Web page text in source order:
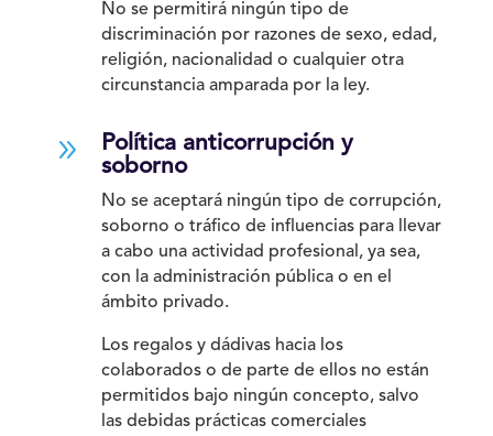
No se permitirá ningún tipo de
discriminación por razones de sexo, edad,
religión, nacionalidad o cualquier otra
circunstancia amparada por la ley.
9
Política anticorrupción y
soborno
No se aceptará ningún tipo de corrupción,
soborno o tráfico de influencias para llevar
a cabo una actividad profesional, ya sea,
con la administración pública o en el
ámbito privado.
Los regalos y dádivas hacia los
colaborados o de parte de ellos no están
permitidos bajo ningún concepto, salvo
las debidas prácticas comerciales